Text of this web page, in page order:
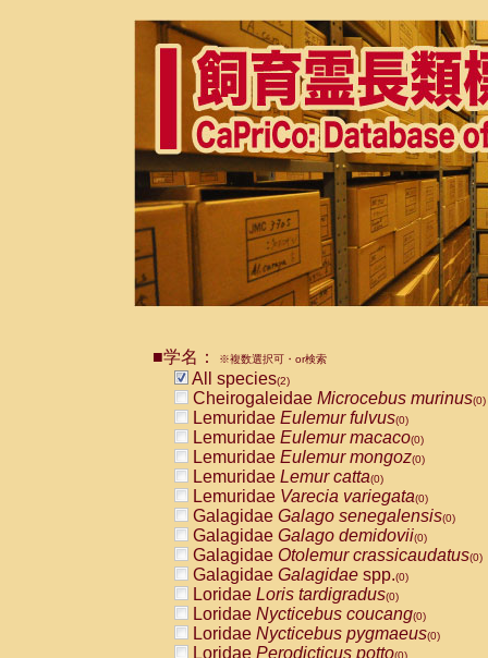
■学名： ※複数選択可・or検索
All species(2)
Cheirogaleidae Microcebus murinus(0)
Lemuridae Eulemur fulvus(0)
Lemuridae Eulemur macaco(0)
Lemuridae Eulemur mongoz(0)
Lemuridae Lemur catta(0)
Lemuridae Varecia variegata(0)
Galagidae Galago senegalensis(0)
Galagidae Galago demidovii(0)
Galagidae Otolemur crassicaudatus(0)
Galagidae Galagidae spp.(0)
Loridae Loris tardigradus(0)
Loridae Nycticebus coucang(0)
Loridae Nycticebus pygmaeus(0)
Loridae Perodicticus potto(0)